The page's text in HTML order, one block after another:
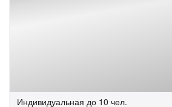
Индивидуальная до 10 чел.